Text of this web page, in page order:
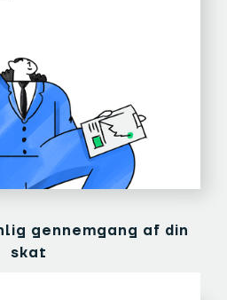
gennemgang af din
skat